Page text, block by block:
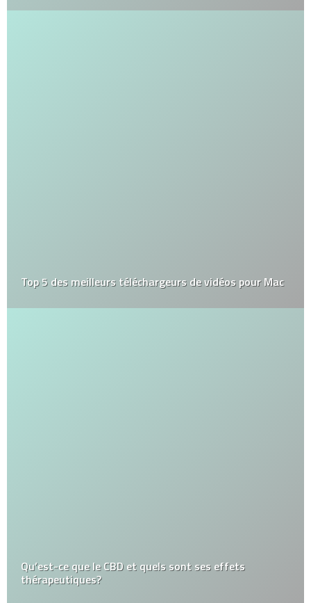
Top 5 des meilleurs téléchargeurs de vidéos pour Mac
Qu’est-ce que le CBD et quels sont ses effets
thérapeutiques?